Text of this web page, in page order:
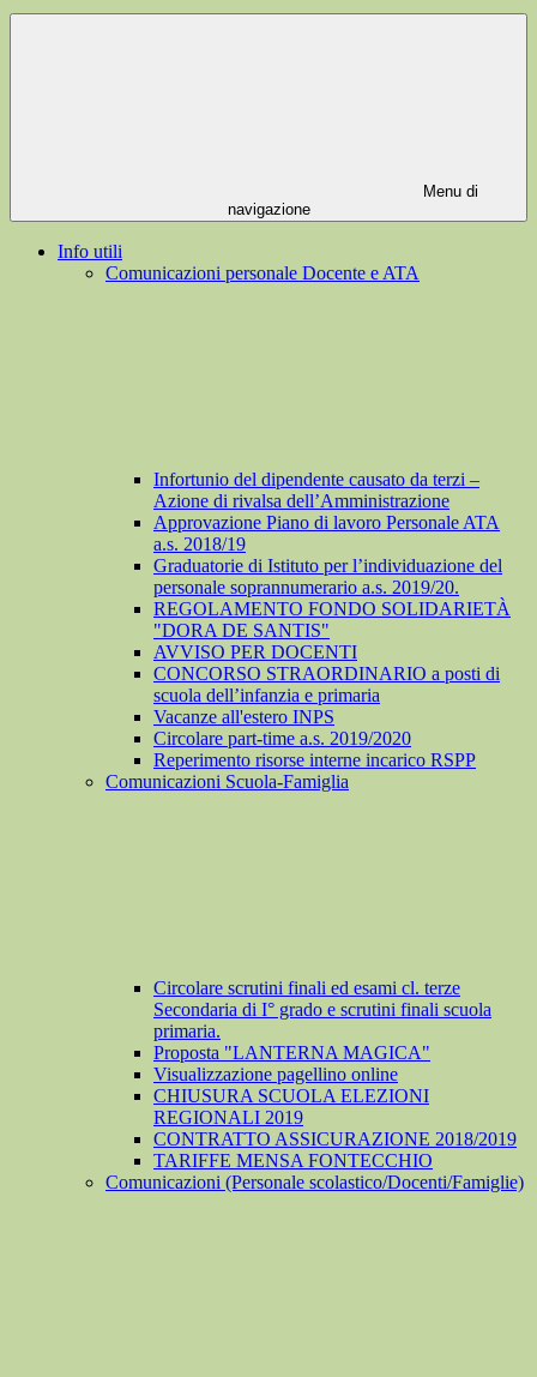
Menu di
navigazione
Info utili
Comunicazioni personale Docente e ATA
Infortunio del dipendente causato da terzi –
Azione di rivalsa dell’Amministrazione
Approvazione Piano di lavoro Personale ATA
a.s. 2018/19
Graduatorie di Istituto per l’individuazione del
personale soprannumerario a.s. 2019/20.
REGOLAMENTO FONDO SOLIDARIETÀ
"DORA DE SANTIS"
AVVISO PER DOCENTI
CONCORSO STRAORDINARIO a posti di
scuola dell’infanzia e primaria
Vacanze all'estero INPS
Circolare part-time a.s. 2019/2020
Reperimento risorse interne incarico RSPP
Comunicazioni Scuola-Famiglia
Circolare scrutini finali ed esami cl. terze
Secondaria di I° grado e scrutini finali scuola
primaria.
Proposta "LANTERNA MAGICA"
Visualizzazione pagellino online
CHIUSURA SCUOLA ELEZIONI
REGIONALI 2019
CONTRATTO ASSICURAZIONE 2018/2019
TARIFFE MENSA FONTECCHIO
Comunicazioni (Personale scolastico/Docenti/Famiglie)